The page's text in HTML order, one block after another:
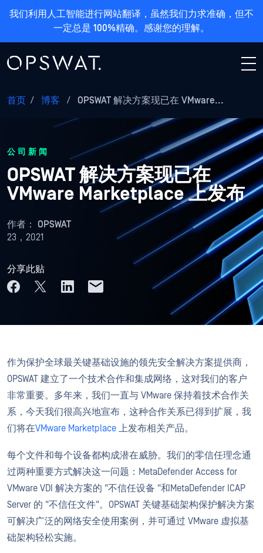
我们利用人工智能进行网站翻译，虽然我们力求准确，但不
一定总是 100%精确。感谢您的理解。
首页 / 博客 / OPSWAT 解决方案现已在 VMware...
公司新闻
OPSWAT 解决方案现已在
VMware Marketplace 上发布
作者： OPSWAT
23，2021
分享此贴
作为保护全球最关键基础设施的领先安全解决方案提供商，
OPSWAT 建立了一个技术合作和集成网络，这对我们的客户
非常重要。多年来，我们一直与 VMware 保持着技术合作关
系，今天我们很高兴地宣布，这种合作关系已得到扩展，我
们将在VMware Marketplace 上发布相关产品。
每个文件和每个设备都构成潜在威胁。我们的零信任理念通
过两种重要方式解决这一问题：MetaDefender Access for
VMware VDI 解决方案的 "不信任设备 "和MetaDefender ICAP
Server 的 "不信任文件"。OPSWAT 关键基础架构保护解决方案
可解决广泛的网络安全使用案例，并可通过 VMware 虚拟基
础架构轻松实施。